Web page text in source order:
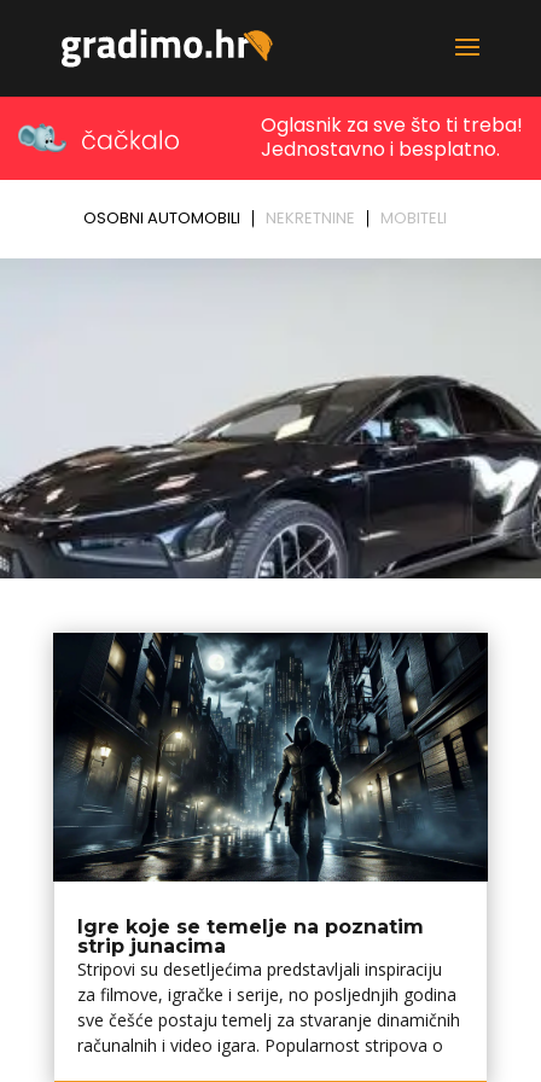
Igre koje se temelje na poznatim
strip junacima
Stripovi su desetljećima predstavljali inspiraciju
za filmove, igračke i serije, no posljednjih godina
sve češće postaju temelj za stvaranje dinamičnih
računalnih i video igara. Popularnost stripova o